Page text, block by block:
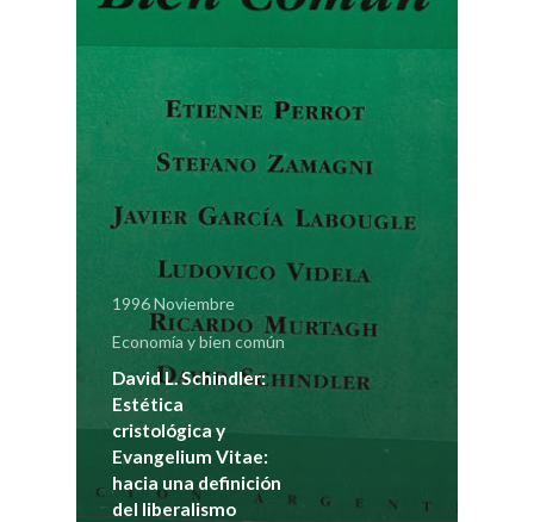
1996 Noviembre
Economía y bien común
David L. Schindler:
Estética
cristológica y
Evangelium Vitae:
hacia una definición
del liberalismo
Sobre
COMMUNIO